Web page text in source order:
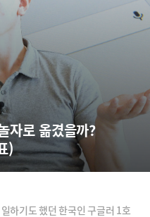
자로 옮겼을까?
)
하기도 했던 한국인 구글러 1호